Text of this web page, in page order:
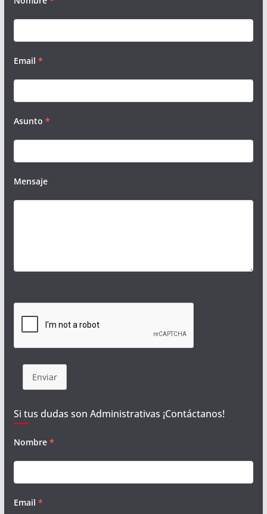
Email *
Asunto *
Mensaje
Enviar
Si tus dudas son Administrativas ¡Contáctanos!
Nombre *
Email *